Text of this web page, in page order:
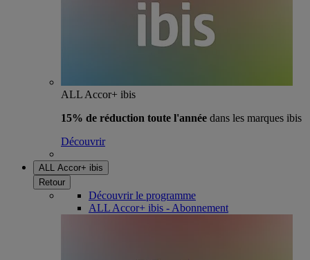
ALL Accor+ ibis
15% de réduction toute l'année dans les marques ibis
Découvrir
ALL Accor+ ibis
Retour
Découvrir le programme
ALL Accor+ ibis - Abonnement